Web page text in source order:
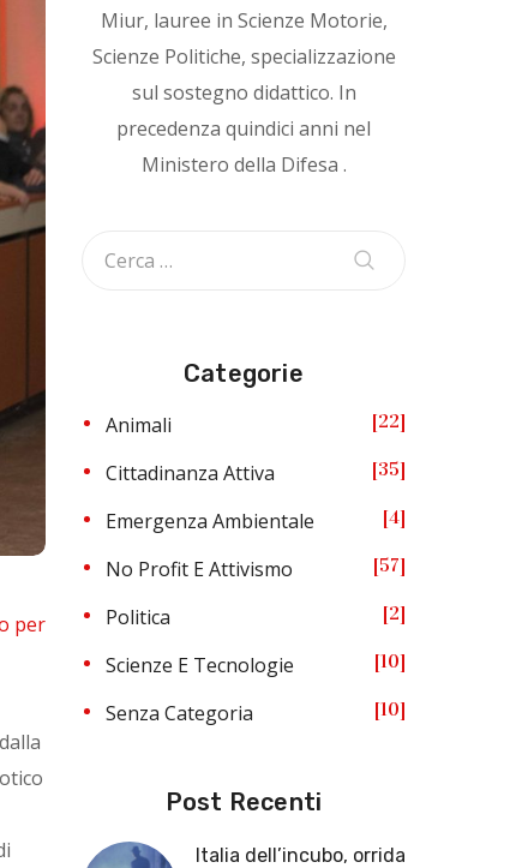
per
Miur, lauree in Scienze Motorie,
Scienze Politiche, specializzazione
sul sostegno didattico. In
precedenza quindici anni nel
Ministero della Difesa .
Categorie
Animali 22
Cittadinanza Attiva 35
Emergenza Ambientale 4
No Profit E Attivismo 57
Politica 2
Scienze E Tecnologie 10
Senza Categoria 10
Post Recenti
Italia dell’incubo, orrida